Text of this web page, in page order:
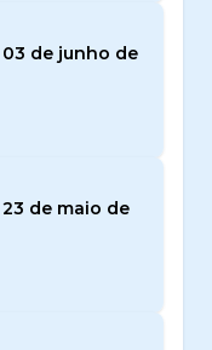
03 de junho de
de maio de